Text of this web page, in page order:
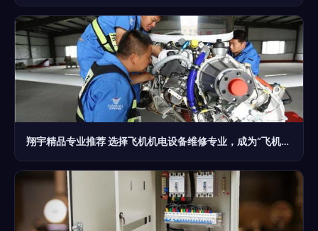
翔宇精品专业推荐 选择飞机机电设备维修专业，成为“飞机医生”，助你走上人生巅峰